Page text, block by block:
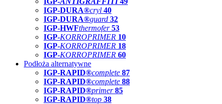
IGP-DURA®cryl 40
IGP-DURA®guard 32
IGP-HWFthermofer 53
IGP-KORROPRIMER 10
IGP-KORROPRIMER 18
IGP-KORROPRIMER 60
Podłoża alternatywne
IGP-RAPID®complete 87
IGP-RAPID®complete 88
IGP-RAPID®primer 85
IGP-RAPID®top 38